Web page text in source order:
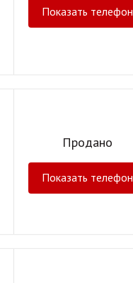
Показать телефон
Продано
Показать телефон